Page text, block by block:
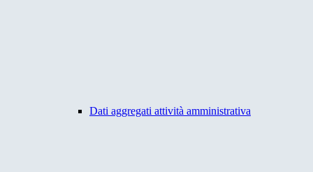
Dati aggregati attività amministrativa